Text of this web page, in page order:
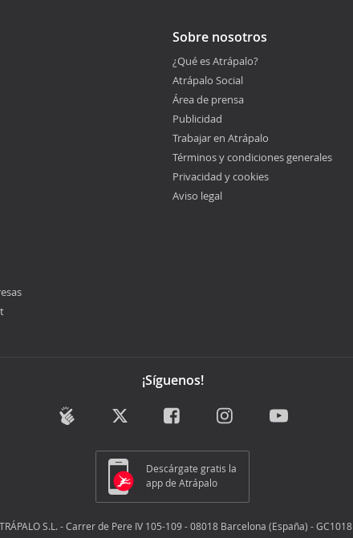
Sobre nosotros
¿Qué es Atrápalo?
Atrápalo Social
Área de prensa
Publicidad
Trabajar en Atrápalo
Términos y condiciones generales
Privacidad y cookies
Aviso legal
¡Síguenos!
Descárgate gratis la
app de Atrápalo
S.L. - Carrer de Pere IV 105-109 - 08018 Barcelona (España) - GC1018